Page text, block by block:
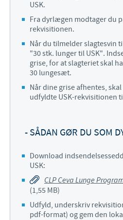
USK.
Fra dyrlægen modtager du
rekvisitionen.
Når du tilmelder slagtesvin
"30 stk. lunger til USK".
grise, for at slagteriet skal
30 lungesæt.
Når dine grise afhentes,
udfyldte USK-rekvisitionen
- SÅDAN GØR DU SOM
Download
USK:
CLP Ceva Lunge
(1,55 MB)
Udfyld, underskriv
pdf-format) og gem den